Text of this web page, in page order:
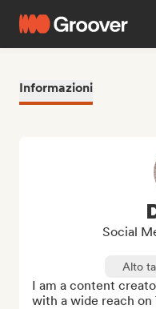
Informazioni
Social
Alto
I am a content
with a wide reach on